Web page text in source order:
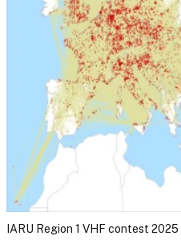
IARU Region 1 VHF contest